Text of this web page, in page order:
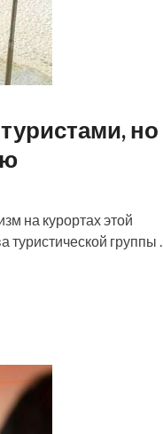
но
на курортах этой
туристической группы …